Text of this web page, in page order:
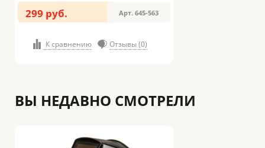
299 руб. Арт. 645-563
К сравнению Отзывы (0)
ВЫ НЕДАВНО СМОТРЕЛИ